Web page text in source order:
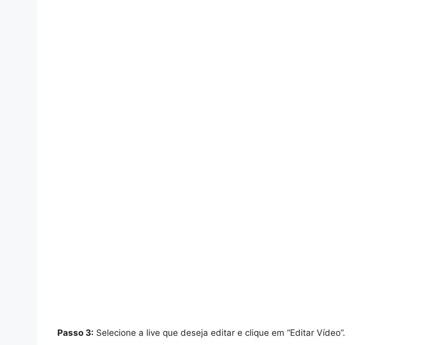
Passo 3: Selecione a live que deseja editar e clique em “Editar Vídeo”.